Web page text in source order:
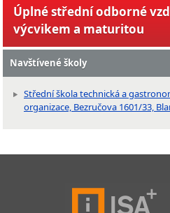
Úplné střední odborné
výcvikem a maturitou
Navštívené školy
Střední škola technická a
organizace, Bezručova 1601/33,